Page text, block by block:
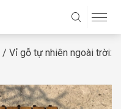
/ Vỉ gỗ tự nhiên ngoài trời: